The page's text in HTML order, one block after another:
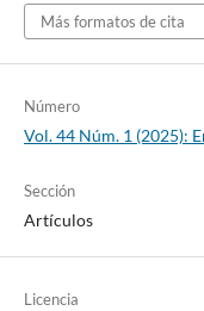
Más formatos de cita
Número
Vol. 44 Núm. 1 (2025):
Sección
Artículos
Licencia